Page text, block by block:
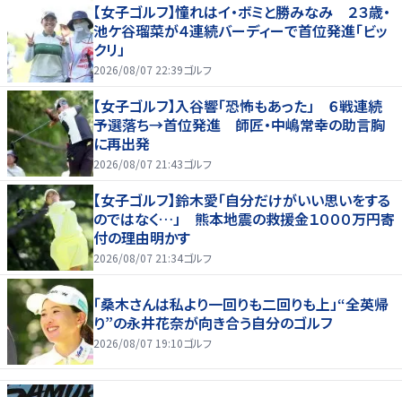
【女子ゴルフ】憧れはイ・ボミと勝みなみ ２３歳・
池ケ谷瑠菜が４連続バーディーで首位発進「ビッ
クリ」
2026/08/07 22:39ゴルフ
【女子ゴルフ】入谷響「恐怖もあった」 ６戦連続
予選落ち→首位発進 師匠・中嶋常幸の助言胸
に再出発
2026/08/07 21:43ゴルフ
【女子ゴルフ】鈴木愛「自分だけがいい思いをする
のではなく…」 熊本地震の救援金１０００万円寄
付の理由明かす
2026/08/07 21:34ゴルフ
「桑木さんは私より一回りも二回りも上」“全英帰
り”の永井花奈が向き合う自分のゴルフ
2026/08/07 19:10ゴルフ